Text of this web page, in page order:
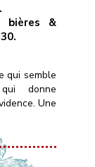
bières &
qui semble
donne
Une
de
dans
couleur
commune